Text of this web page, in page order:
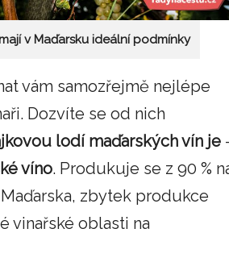
v Maďarsku ideální podmínky
vám samozřejmě nejlépe
Dozvíte se od nich
lodí maďarských vín je
víno. Produkuje se z 90 %
zbytek produkce
vinařské oblasti na